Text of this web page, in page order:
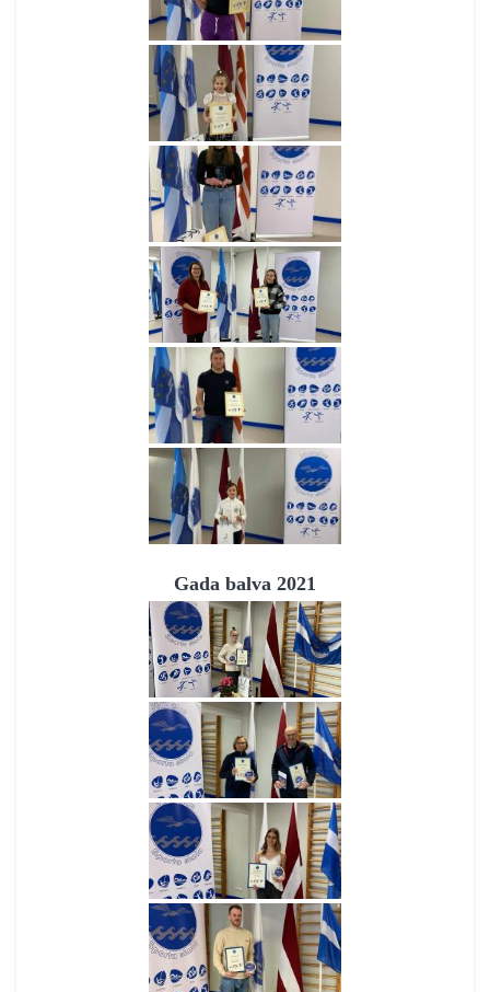
Gada balva 2021